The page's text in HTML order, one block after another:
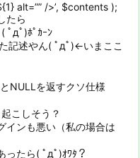
alt=”” />’, $contents );
たら
ﾟдﾟ)ﾎﾟｶｰﾝ
記述やん( ﾟдﾟ)←いまここ
NULLを返すクソ仕様
こしそう？
インも悪い（私の場合は
ったら( ﾟдﾟ)ｵﾜﾀ？